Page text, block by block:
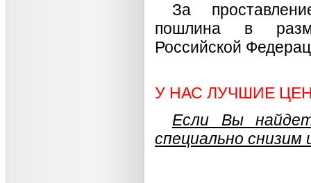
За
пошлина в
Российской
У НАС ЛУЧШИЕ
Если Вы
специально снизим